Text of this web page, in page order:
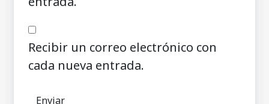
Recibir un correo electrónico con
cada nueva entrada.